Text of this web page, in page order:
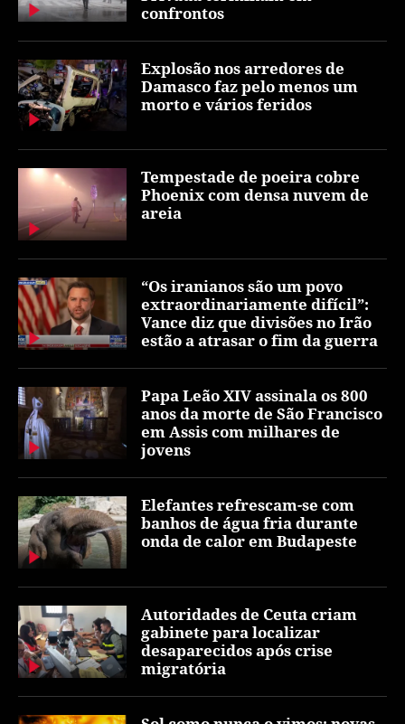
confrontos
Explosão nos arredores de
Damasco faz pelo menos um
morto e vários feridos
Tempestade de poeira cobre
Phoenix com densa nuvem de
areia
“Os iranianos são um povo
extraordinariamente difícil”:
Vance diz que divisões no Irão
estão a atrasar o fim da guerra
Papa Leão XIV assinala os 800
anos da morte de São Francisco
em Assis com milhares de
jovens
Elefantes refrescam-se com
banhos de água fria durante
onda de calor em Budapeste
Autoridades de Ceuta criam
gabinete para localizar
desaparecidos após crise
migratória